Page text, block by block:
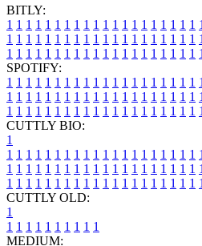
BITLY:
1 1 1 1 1 1 1 1 1 1 1 1 1 1 1 1 1 1 1 1 1
1 1 1 1 1 1 1 1 1 1 1 1 1 1 1 1 1 1 1 1 1
1 1 1 1 1 1 1 1 1 1 1 1 1 1 1 1 1 1 1 1 1
SPOTIFY:
1 1 1 1 1 1 1 1 1 1 1 1 1 1 1 1 1 1 1 1 1
1 1 1 1 1 1 1 1 1 1 1 1 1 1 1 1 1 1 1 1 1
1 1 1 1 1 1 1 1 1 1 1 1 1 1 1 1 1 1 1 1 1
CUTTLY BIO:
1
1 1 1 1 1 1 1 1 1 1 1 1 1 1 1 1 1 1 1 1 1
1 1 1 1 1 1 1 1 1 1 1 1 1 1 1 1 1 1 1 1 1
1 1 1 1 1 1 1 1 1 1 1 1 1 1 1 1 1 1 1 1 1
CUTTLY OLD:
1
1 1 1 1 1 1 1 1 1 1
MEDIUM: